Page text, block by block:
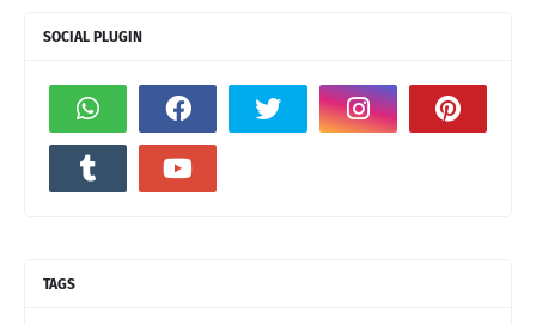
SOCIAL PLUGIN
TAGS